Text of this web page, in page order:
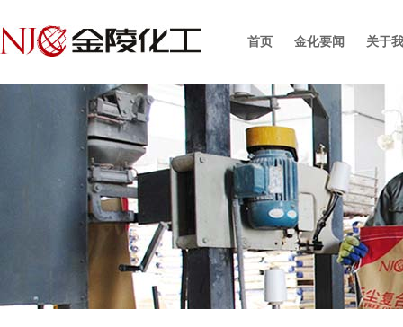
首页 金化要闻 关于